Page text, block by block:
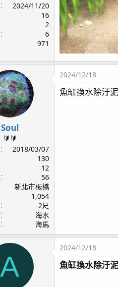
2024/11/20
16
2
6
971
Soul
🔰🔰
2018/03/07
130
12
56
新北市板橋
1,054
2尺
海水
海馬
2024/12/18
魚缸換水除汙
A
2024/12/18
魚缸換水除汙